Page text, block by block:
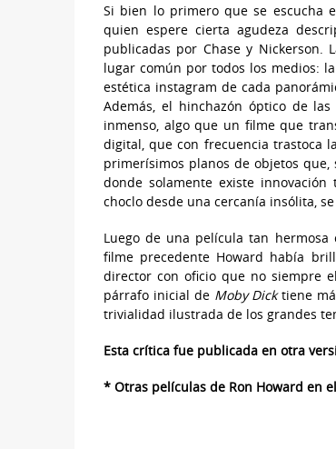
Si bien lo primero que se escucha
quien espere cierta agudeza
publicadas por Chase y Nickerson.
lugar común por todos los medios:
estética instagram de cada
Además, el hinchazón óptico de
inmenso, algo que un filme que
digital, que con frecuencia trastoca
primerísimos planos de objetos
donde solamente existe
choclo desde una cercanía insólita,
Luego de una película tan hermosa
filme precedente Howard había
director con oficio que no siempre
párrafo inicial de Moby Dicktiene
trivialidad ilustrada de los grandes
Esta crítica fue publicada en otra
* Otras películas de Ron Howard en